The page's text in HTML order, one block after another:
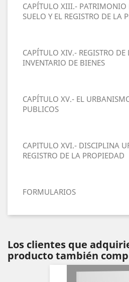
CAPÍTULO XIII.-
SUELO Y EL REGISTRO DE LA
CAPÍTULO XIV.- REGISTRO
INVENTARIO DE BIENES
CAPÍTULO XV.- EL
PUBLICOS
CAPITULO XVI.- DISCIPLINA
REGISTRO DE LA PROPIEDAD
FORMULARIOS
Los clientes que
producto también